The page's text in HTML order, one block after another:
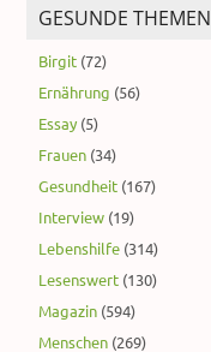
GESUNDE THEMEN
Birgit (72)
Ernährung (56)
Essay (5)
Frauen (34)
Gesundheit (167)
Interview (19)
Lebenshilfe (314)
Lesenswert (130)
Magazin (594)
Menschen (269)